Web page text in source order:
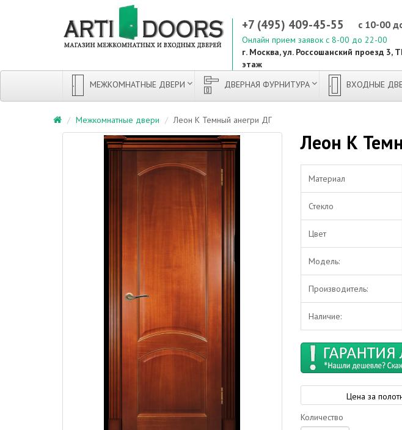
+7 (495) 409-45-55 с 10-00
Онлайн прием заявок с 8-00 до 22-00
г. Москва, ул. Россошанский проезд 3,
этаж
МЕЖКОМНАТНЫЕ ДВЕРИ ДВЕРНАЯ ФУРНИТУРА ВХОДНЫЕ
Межкомнатные двери Леон К Темный анегри ДГ
Леон К
Материал
Стекло
Цвет
Модель:
Производитель:
Наличие:
Цена за
Количество